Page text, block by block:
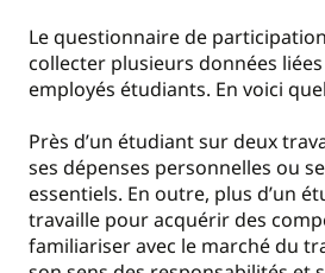
Le questionnaire de
collecter plusieurs données
employés étudiants. En voici
Près d’un étudiant sur deux
ses dépenses personnelles ou
essentiels. En outre, plus d’un
travaille pour acquérir des
familiariser avec le marché du